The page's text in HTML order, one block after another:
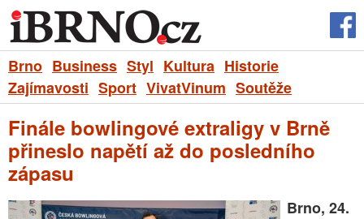
Brno Business Styl Kultura Historie
Zajímavosti Sport VivatVinum Soutěže
Finále bowlingové extraligy v Brně
přineslo napětí až do posledního
zápasu
Brno, 24.